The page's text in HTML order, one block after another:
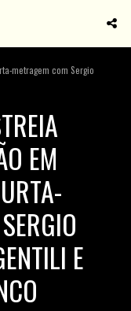
metragem com Sergio
EM
E